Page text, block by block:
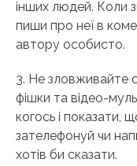
інших людей. Коли
пиши про неї в
автору особисто.
3. Не зловживайте
фішки та відео-
когось і
зателефонуй чи
хотів би сказати.